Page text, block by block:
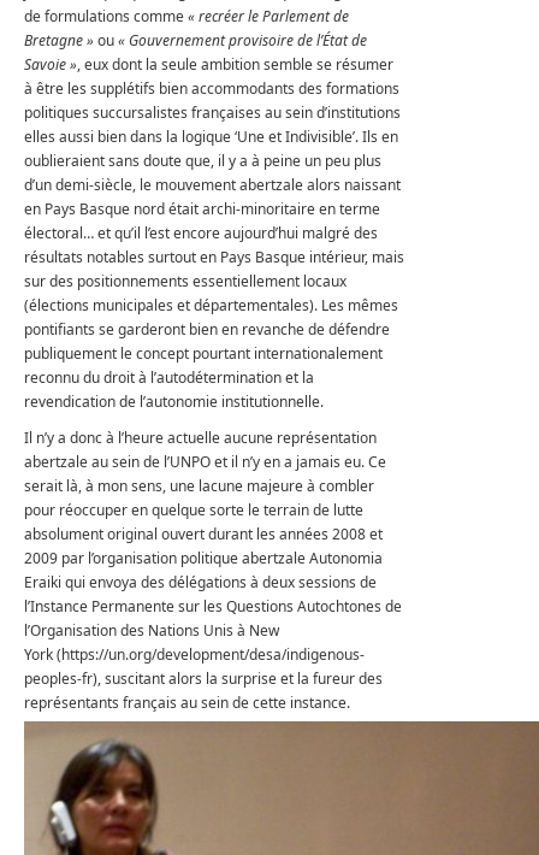
de formulations comme« recréer le Parlement de
Bretagne » ou« Gouvernement provisoire de l’État de
Savoie », eux dont la seule ambition semble se résumer
à être les supplétifs bien accommodants des formations
politiques succursalistes françaises au sein d’institutions
elles aussi bien dans la logique ‘Une et Indivisible’. Ils en
oublieraient sans doute que, il y a à peine un peu plus
d’un demi-siècle, le mouvement abertzale alors naissant
en Pays Basque nord était archi-minoritaire en terme
électoral… et qu’il l’est encore aujourd’hui malgré des
résultats notables surtout en Pays Basque intérieur, mais
sur des positionnements essentiellement locaux
(élections municipales et départementales). Les mêmes
pontifiants se garderont bien en revanche de défendre
publiquement le concept pourtant internationalement
reconnu du droit à l’autodétermination et la
revendication de l’autonomie institutionnelle.
Il n’y a donc à l’heure actuelle aucune représentation
abertzale au sein de l’UNPO et il n’y en a jamais eu. Ce
serait là, à mon sens, une lacune majeure à combler
pour réoccuper en quelque sorte le terrain de lutte
absolument original ouvert durant les années 2008 et
2009 par l’organisation politique abertzale Autonomia
Eraiki qui envoya des délégations à deux sessions de
l’Instance Permanente sur les Questions Autochtones de
l’Organisation des Nations Unis à New
York (https://un.org/development/desa/indigenous-
peoples-fr), suscitant alors la surprise et la fureur des
représentants français au sein de cette instance.